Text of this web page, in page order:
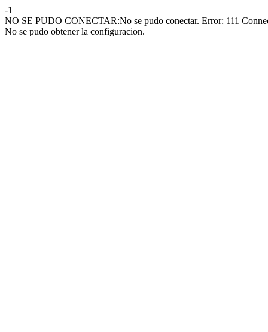
-1
NO SE PUDO CONECTAR:No se pudo conectar. Error: 111
No se pudo obtener la configuracion.